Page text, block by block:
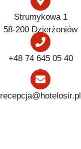
Strumykowa 1
58-200 Dzierżoniów
+48 74 645 05 40
recepcja@hotelosir.pl